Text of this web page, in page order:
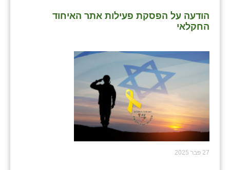
הודעה על הפסקת פעילות אתר האיחוד
החקלאי
27 פבר 2025